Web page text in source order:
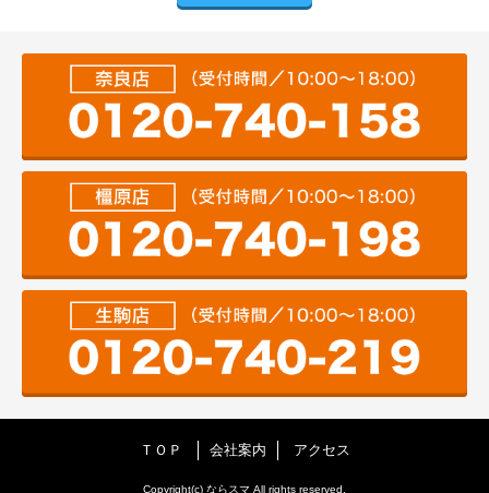
ＴＯＰ 会社案内 アクセス
Copyright(c) ならスマ All rights reserved.